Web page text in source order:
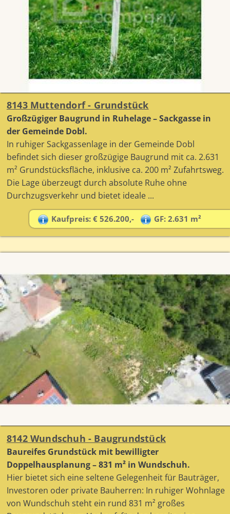
8143 Muttendorf - Grundstück
Großzügiger Baugrund in Ruhelage – Sackgasse in
der Gemeinde Dobl.
In ruhiger Sackgassenlage in der Gemeinde Dobl
befindet sich dieser großzügige Baugrund mit ca. 2.631
m² Grundstücksfläche, inklusive ca. 200 m² Zufahrtsweg.
Die Lage überzeugt durch absolute Ruhe ohne
Durchzugsverkehr und bietet ideale ...
Kaufpreis: € 526.200,- GF: 2.631 m²
8142 Wundschuh - Baugrundstück
Baureifes Grundstück mit bewilligter
Doppelhausplanung – 831 m² in Wundschuh.
Hier bietet sich eine seltene Gelegenheit für Bauträger,
Investoren oder private Bauherren: In ruhiger Wohnlage
von Wundschuh steht ein rund 831 m² großes